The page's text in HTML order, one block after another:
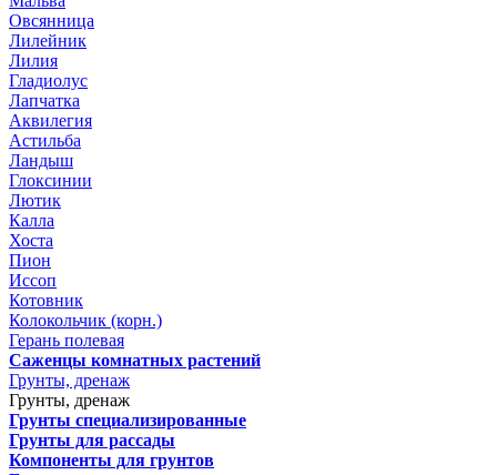
Овсянница
Лилейник
Лилия
Гладиолус
Лапчатка
Аквилегия
Астильба
Ландыш
Глоксинии
Лютик
Калла
Хоста
Пион
Иссоп
Котовник
Колокольчик (корн.)
Герань полевая
Саженцы комнатных растений
Грунты, дренаж
Грунты, дренаж
Грунты специализированные
Грунты для рассады
Компоненты для грунтов